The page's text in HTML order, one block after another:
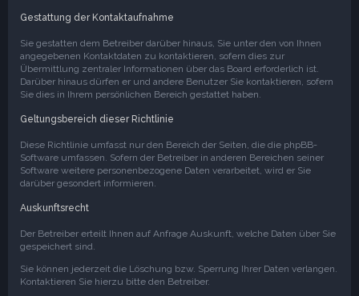
Gestattung der Kontaktaufnahme
Sie gestatten dem Betreiber darüber hinaus, Sie unter den von Ihnen
angegebenen Kontaktdaten zu kontaktieren, sofern dies zur
Übermittlung zentraler Informationen über das Board erforderlich ist.
Darüber hinaus dürfen er und andere Benutzer Sie kontaktieren, sofern
Sie dies in Ihrem persönlichen Bereich gestattet haben.
Geltungsbereich dieser Richtlinie
Diese Richtlinie umfasst nur den Bereich der Seiten, die die phpBB-
Software umfassen. Sofern der Betreiber in anderen Bereichen seiner
Software weitere personenbezogene Daten verarbeitet, wird er Sie
darüber gesondert informieren.
Auskunftsrecht
Der Betreiber erteilt Ihnen auf Anfrage Auskunft, welche Daten über Sie
gespeichert sind.
Sie können jederzeit die Löschung bzw. Sperrung Ihrer Daten verlangen.
Kontaktieren Sie hierzu bitte den Betreiber.